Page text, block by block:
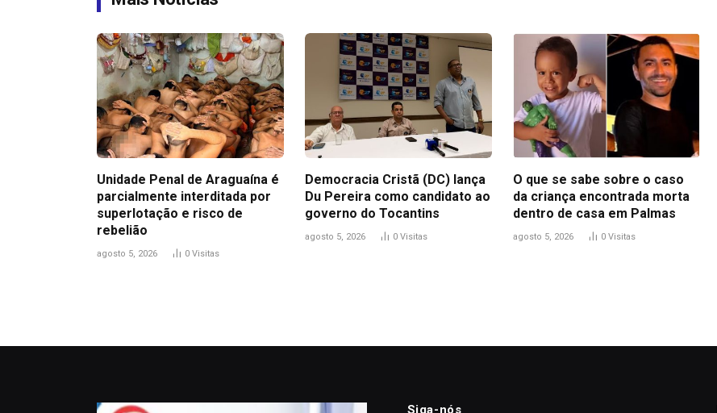
Unidade Penal de Araguaína é
parcialmente interditada por
superlotação e risco de
rebelião
agosto 5, 2026 0 Visitas
Democracia Cristã (DC) lança
Du Pereira como candidato ao
governo do Tocantins
agosto 5, 2026 0 Visitas
O que se sabe sobre o caso
da criança encontrada morta
dentro de casa em Palmas
agosto 5, 2026 0 Visitas
Siga-nós